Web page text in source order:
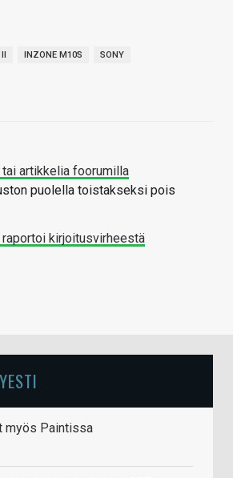
INZONE M10S SONY
artikkelia foorumilla
puolella toistakseksi pois
kirjoitusvirheestä
myös Paintissa